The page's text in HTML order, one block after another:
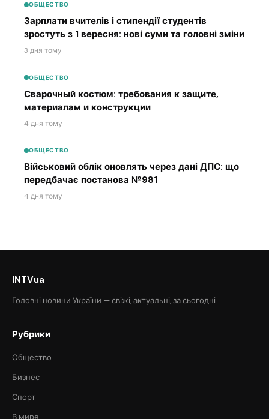
ОБЩЕСТВО
Зарплати вчителів і стипендії студентів
зростуть з 1 вересня: нові суми та головні зміни
3 дня тому
ОБЩЕСТВО
Сварочный костюм: требования к защите,
материалам и конструкции
4 дня тому
ОБЩЕСТВО
Військовий облік оновлять через дані ДПС: що
передбачає постанова №981
4 дня тому
INTVua
Головні новини України — свіжі, актуальні, за сьогодні.
Рубрики
Общество
Бизнес
Спорт